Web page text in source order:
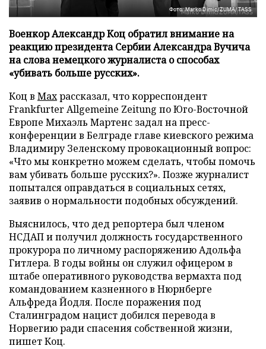
Фото: Marko Dimic/ZUMA/TASS
Военкор Александр Коц обратил внимание на
реакцию президента Сербии Александра Вучича
на слова немецкого журналиста о способах
«убивать больше русских».
Коц в Махрассказал, что корреспондент
Frankfurter Allgemeine Zeitung по Юго-Восточной
Европе Михаэль Мартенс задал на пресс-
конференции в Белграде главе киевского режима
Владимиру Зеленскому провокационный вопрос:
«Что мы конкретно можем сделать, чтобы помочь
вам убивать больше русских?». Позже журналист
попытался оправдаться в социальных сетях,
заявив о нормальности подобных обсуждений.
Выяснилось, что дед репортера был членом
НСДАП и получил должность государственного
прокурора по личному распоряжению Адольфа
Гитлера. В годы войны он служил офицером в
штабе оперативного руководства вермахта под
командованием казненного в Нюрнберге
Альфреда Йодля. После поражения под
Сталинградом нацист добился перевода в
Норвегию ради спасения собственной жизни,
пишет Коц.